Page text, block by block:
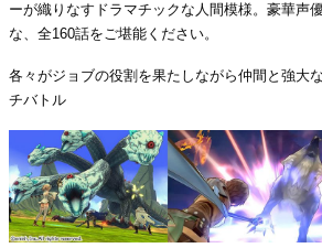
ーが織りなすドラマチックな人間模様。豪華声
な、全160話をご堪能ください。
各々がジョブの役割を果たしながら仲間と強大
チバトル